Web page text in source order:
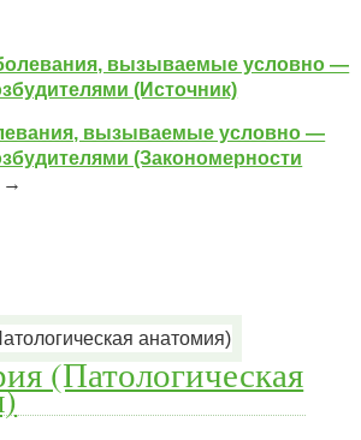
вызываемые условно —
(Источник)
вызываемые условно —
(Закономерности
→
(Патологическая